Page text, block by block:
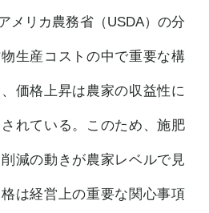
メリカ農務省（USDA）の分
生産コストの中で重要な構
価格上昇は農家の収益性に
れている。このため、施肥
減の動きが農家レベルで見
は経営上の重要な関心事項